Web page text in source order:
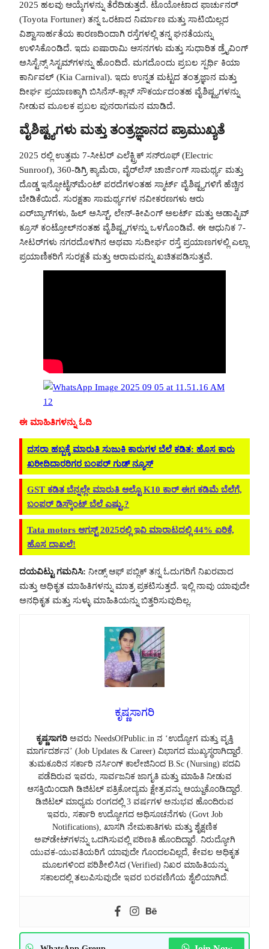
2025 ಹಲವು ಆಯ್ಕೆಗಳನ್ನು ತೆರೆದಿಡುತ್ತದೆ. ಟೊಯೋಟಾದ ಫಾರ್ಚುನರ್
(Toyota Fortuner) ತನ್ನ ಒರಟಾದ ನಿರ್ಮಾಣ ಮತ್ತು ಸಾಟಿಯಿಲ್ಲದ
ವಿಶ್ವಾಸಾರ್ಹತೆಯ ಕಾರಣದಿಂದಾಗಿ ರಸ್ತೆಗಳಲ್ಲಿ ತನ್ನ ಘನತೆಯನ್ನು
ಉಳಿಸಿಕೊಂಡಿದೆ. ಇದು ಐಷಾರಾಮಿ ಆಸನಗಳು ಮತ್ತು ಸುಧಾರಿತ ಡ್ರೈವಿಂಗ್
ಅಸಿಸ್ಟೆನ್ಸ್ ಸಿಸ್ಟಮ್‌ಗಳನ್ನು ಹೊಂದಿದೆ. ಮಗದೊಂದು ಪ್ರಬಲ ಸ್ಪರ್ಧಿ ಕಿಯಾ
ಕಾರ್ನಿವಲ್ (Kia Carnival). ಇದು ಉನ್ನತ ಮಟ್ಟದ ತಂತ್ರಜ್ಞಾನ ಮತ್ತು
ದೀರ್ಘ ಪ್ರಯಾಣಕ್ಕಾಗಿ ಬಿಸಿನೆಸ್-ಕ್ಲಾಸ್ ಸೌಕರ್ಯದಂತಹ ವೈಶಿಷ್ಟ್ಯಗಳನ್ನು
ನೀಡುವ ಮೂಲಕ ಪ್ರಬಲ ಪುನರಾಗಮನ ಮಾಡಿದೆ.
ವೈಶಿಷ್ಟ್ಯಗಳು ಮತ್ತು ತಂತ್ರಜ್ಞಾನದ ಪ್ರಾಮುಖ್ಯತೆ
2025 ರಲ್ಲಿ ಉತ್ತಮ 7-ಸೀಟರ್ ಎಲೆಕ್ಟ್ರಿಕ್ ಸನ್‌ರೂಫ್ (Electric
Sunroof), 360-ಡಿಗ್ರಿ ಕ್ಯಾಮೆರಾ, ವೈರ್‌ಲೆಸ್ ಚಾರ್ಜಿಂಗ್ ಸಾಮರ್ಥ್ಯ ಮತ್ತು
ದೊಡ್ಡ ಇನ್ಫೋಟೈನ್‌ಮೆಂಟ್ ಪರದೆಗಳಂತಹ ಸ್ಮಾರ್ಟ್ ವೈಶಿಷ್ಟ್ಯಗಳಿಗೆ ಹೆಚ್ಚಿನ
ಬೇಡಿಕೆಯಿದೆ. ಸುರಕ್ಷತಾ ಸಾಮರ್ಥ್ಯಗಳ ನವೀಕರಣಗಳು ಆರು
ಏರ್‌ಬ್ಯಾಗ್‌ಗಳು, ಹಿಲ್ ಅಸಿಸ್ಟ್, ಲೇನ್-ಕೀಪಿಂಗ್ ಅಲರ್ಟ್ ಮತ್ತು ಅಡಾಪ್ಟಿವ್
ಕ್ರೂಸ್ ಕಂಟ್ರೋಲ್‌ನಂತಹ ವೈಶಿಷ್ಟ್ಯಗಳನ್ನು ಒಳಗೊಂಡಿವೆ. ಈ ಆಧುನಿಕ 7-
ಸೀಟರ್‌ಗಳು ನಗರದೊಳಗಿನ ಅಥವಾ ಸುದೀರ್ಘ ರಸ್ತೆ ಪ್ರಯಾಣಗಳಲ್ಲಿ ಎಲ್ಲಾ
ಪ್ರಯಾಣಿಕರಿಗೆ ಸುರಕ್ಷತೆ ಮತ್ತು ಆರಾಮವನ್ನು ಖಚಿತಪಡಿಸುತ್ತವೆ.
ಈ ಮಾಹಿತಿಗಳನ್ನು ಓದಿ
ದಸರಾ ಹಬ್ಬಕ್ಕೆ ಮಾರುತಿ ಸುಜುಕಿ ಕಾರುಗಳ ಬೆಲೆ ಕಡಿತ: ಹೊಸ ಕಾರು
ಖರೀದಿದಾರರಿಗರ ಬಂಪರ್ ಗುಡ್ ನ್ಯೂಸ್
GST ಕಡಿತ ಬೆನ್ನಲ್ಲೇ ಮಾರುತಿ ಆಲ್ಟೊ K10 ಕಾರ್ ಈಗ ಕಡಿಮೆ ಬೆಲೆಗೆ,
ಬಂಪರ್ ಡಿಸ್ಕೌಂಟ್ ಬೆಲೆ ಎಷ್ಟು.?
Tata motors ಆಗಸ್ಟ್ 2025ರಲ್ಲಿ ಇವಿ ಮಾರಾಟದಲ್ಲಿ 44% ಏರಿಕೆ,
ಹೊಸ ದಾಖಲೆ!
ದಯವಿಟ್ಟು ಗಮನಿಸಿ: ನೀಡ್ಸ್ ಆಫ್ ಪಬ್ಲಿಕ್ ತನ್ನ ಓದುಗರಿಗೆ ನಿಖರವಾದ
ಮತ್ತು ಅಧಿಕೃತ ಮಾಹಿತಿಗಳನ್ನು ಮಾತ್ರ ಪ್ರಕಟಿಸುತ್ತದೆ. ಇಲ್ಲಿ ನಾವು ಯಾವುದೇ
ಅನಧಿಕೃತ ಮತ್ತು ಸುಳ್ಳು ಮಾಹಿತಿಯನ್ನು ಬಿತ್ತರಿಸುವುದಿಲ್ಲ.
ಕೃಷ್ಣಸಾಗರಿ
ಕೃಷ್ಣಸಾಗರಿ ಅವರು NeedsOfPublic.in ನ ‘ಉದ್ಯೋಗ ಮತ್ತು ವೃತ್ತಿ
ಮಾರ್ಗದರ್ಶನ’ (Job Updates & Career) ವಿಭಾಗದ ಮುಖ್ಯಸ್ಥರಾಗಿದ್ದಾರೆ.
ತುಮಕೂರಿನ ಸರ್ಕಾರಿ ನರ್ಸಿಂಗ್ ಕಾಲೇಜಿನಿಂದ B.Sc (Nursing) ಪದವಿ
ಪಡೆದಿರುವ ಇವರು, ಸಾರ್ವಜನಿಕ ಜಾಗೃತಿ ಮತ್ತು ಮಾಹಿತಿ ನೀಡುವ
ಆಸಕ್ತಿಯಿಂದಾಗಿ ಡಿಜಿಟಲ್ ಪತ್ರಿಕೋದ್ಯಮ ಕ್ಷೇತ್ರವನ್ನು ಆಯ್ದುಕೊಂಡಿದ್ದಾರೆ.
ಡಿಜಿಟಲ್ ಮಾಧ್ಯಮ ರಂಗದಲ್ಲಿ 3 ವರ್ಷಗಳ ಅನುಭವ ಹೊಂದಿರುವ
ಇವರು, ಸರ್ಕಾರಿ ಉದ್ಯೋಗದ ಅಧಿಸೂಚನೆಗಳು (Govt Job
Notifications), ಖಾಸಗಿ ನೇಮಕಾತಿಗಳು ಮತ್ತು ಶೈಕ್ಷಣಿಕ
ಅಪ್‌ಡೇಟ್‌ಗಳನ್ನು ಒದಗಿಸುವಲ್ಲಿ ಪರಿಣತಿ ಹೊಂದಿದ್ದಾರೆ. ನಿರುದ್ಯೋಗಿ
ಯುವಕ-ಯುವತಿಯರಿಗೆ ಯಾವುದೇ ಗೊಂದಲವಿಲ್ಲದೆ, ಕೇವಲ ಅಧಿಕೃತ
ಮೂಲಗಳಿಂದ ಪರಿಶೀಲಿಸಿದ (Verified) ನಿಖರ ಮಾಹಿತಿಯನ್ನು
ಸಕಾಲದಲ್ಲಿ ತಲುಪಿಸುವುದೇ ಇವರ ಬರವಣಿಗೆಯ ಶೈಲಿಯಾಗಿದೆ.